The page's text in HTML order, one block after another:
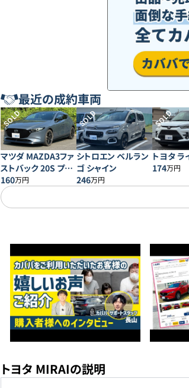
最近の成約車両
SOLD
マツダ MAZDA3ファ
ストバック 20S プロ
アクティブ
160万円
SOLD
シトロエン ベルラン
ゴ シャイン
246万円
SOLD
トヨタ ラ
174万円
トヨタ MIRAIの説明